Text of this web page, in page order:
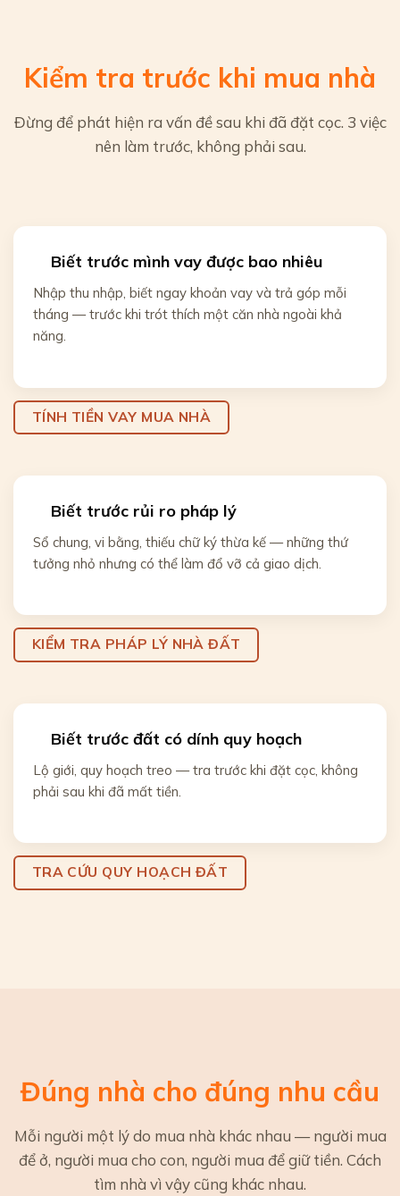
Kiểm tra trước khi mua nhà
Đừng để phát hiện ra vấn đề sau khi đã đặt cọc. 3 việc
nên làm trước, không phải sau.
Biết trước mình vay được bao nhiêu
Nhập thu nhập, biết ngay khoản vay và trả góp mỗi
tháng — trước khi trót thích một căn nhà ngoài khả
năng.
TÍNH TIỀN VAY MUA NHÀ
Biết trước rủi ro pháp lý
Sổ chung, vi bằng, thiếu chữ ký thừa kế — những thứ
tưởng nhỏ nhưng có thể làm đổ vỡ cả giao dịch.
KIỂM TRA PHÁP LÝ NHÀ ĐẤT
Biết trước đất có dính quy hoạch
Lộ giới, quy hoạch treo — tra trước khi đặt cọc, không
phải sau khi đã mất tiền.
TRA CỨU QUY HOẠCH ĐẤT
Đúng nhà cho đúng nhu cầu
Mỗi người một lý do mua nhà khác nhau — người mua
để ở, người mua cho con, người mua để giữ tiền. Cách
tìm nhà vì vậy cũng khác nhau.